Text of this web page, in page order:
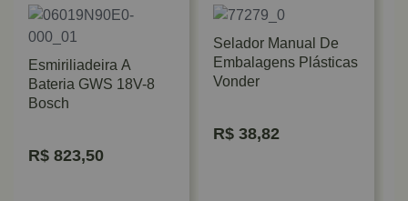
Esmiriliadeira A
Bateria GWS 18V-8
Bosch
R$ 823,50
Selador Manual De
Embalagens Plásticas
Vonder
R$ 38,82